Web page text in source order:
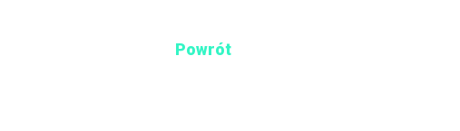
Powrót